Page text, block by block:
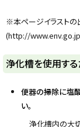
※本ページイラストの
(http://
浄化槽を使用す
便器の掃除に塩
い。
浄化槽内の大